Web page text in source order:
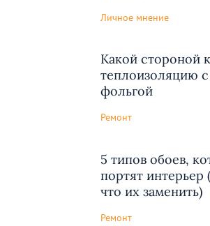
Личное мнение
Какой стороной
теплоизоляцию с
фольгой
Ремонт
5 типов обоев,
портят интерьер
что их заменить)
Ремонт